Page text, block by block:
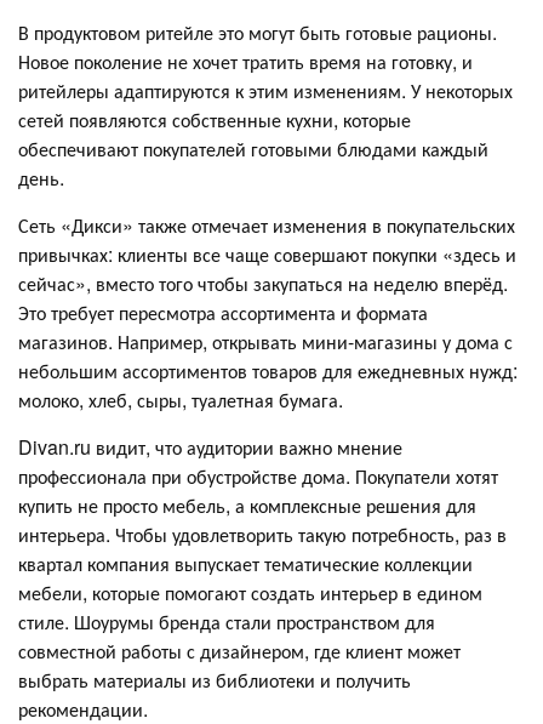
В продуктовом ритейле это могут быть готовые рационы.
Новое поколение не хочет тратить время на готовку, и
ритейлеры адаптируются к этим изменениям. У некоторых
сетей появляются собственные кухни, которые
обеспечивают покупателей готовыми блюдами каждый
день.
Сеть «Дикси» также отмечает изменения в покупательских
привычках: клиенты все чаще совершают покупки «здесь и
сейчас», вместо того чтобы закупаться на неделю вперёд.
Это требует пересмотра ассортимента и формата
магазинов. Например, открывать мини-магазины у дома с
небольшим ассортиментов товаров для ежедневных нужд:
молоко, хлеб, сыры, туалетная бумага.
Divan.ru видит, что аудитории важно мнение
профессионала при обустройстве дома. Покупатели хотят
купить не просто мебель, а комплексные решения для
интерьера. Чтобы удовлетворить такую потребность, раз в
квартал компания выпускает тематические коллекции
мебели, которые помогают создать интерьер в едином
стиле. Шоурумы бренда стали пространством для
совместной работы с дизайнером, где клиент может
выбрать материалы из библиотеки и получить
рекомендации.